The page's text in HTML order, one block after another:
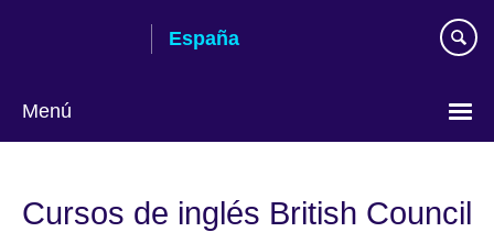
España
Menú
Cursos de inglés British Council